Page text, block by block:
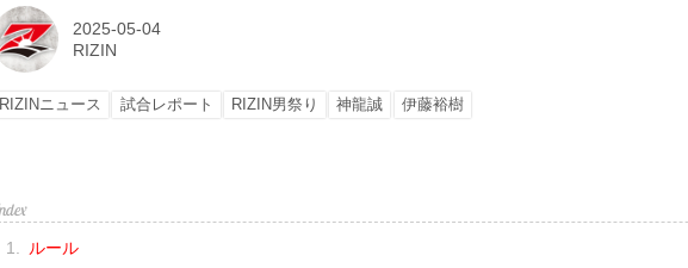
2025-05-04
RIZIN
RIZINニュース 試合レポート RIZIN男祭り 神龍誠 伊藤裕樹
ルール